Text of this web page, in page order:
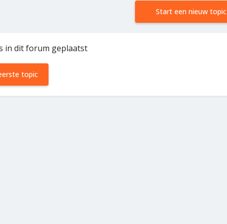
Start een nieuw topic
in dit forum geplaatst
topic